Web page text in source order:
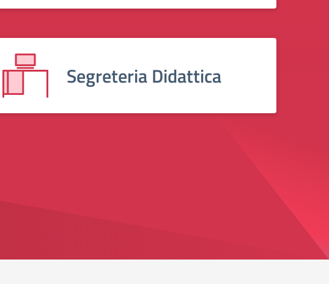
Segreteria Didattica